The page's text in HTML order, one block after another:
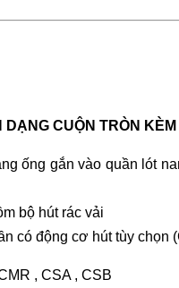
CUỘN TRÒN
ống gắn vào quần lót
bộ hút rác vải
có động cơ hút tùy chọn
, CSA , CSB